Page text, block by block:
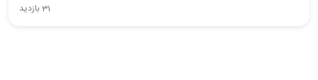
31 بازدید